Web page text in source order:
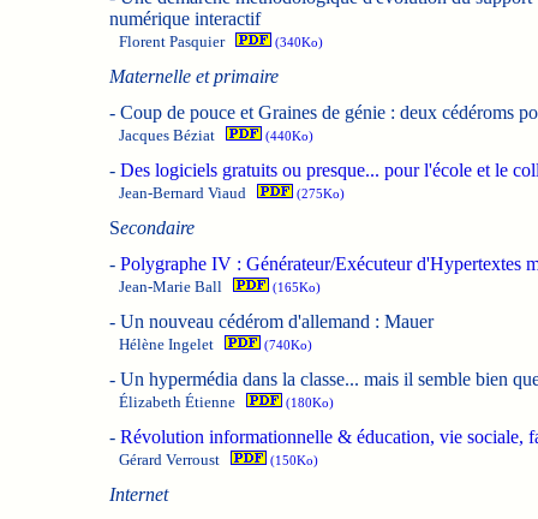
numérique interactif
Florent Pasquier (340Ko)
Maternelle et primaire
- Coup de pouce et Graines de génie : deux cédéroms
Jacques Béziat (440Ko)
- Des logiciels gratuits ou presque... pour l'école et le
Jean-Bernard Viaud (275Ko)
Secondaire
- Polygraphe IV : Générateur/Exécuteur d'Hypertextes
Jean-Marie Ball (165Ko)
- Un nouveau cédérom d'allemand : Mauer
Hélène Ingelet (740Ko)
- Un hypermédia dans la classe... mais il semble bien
Élizabeth Étienne (180Ko)
- Révolution informationnelle & éducation, vie sociale,
Gérard Verroust (150Ko)
Internet